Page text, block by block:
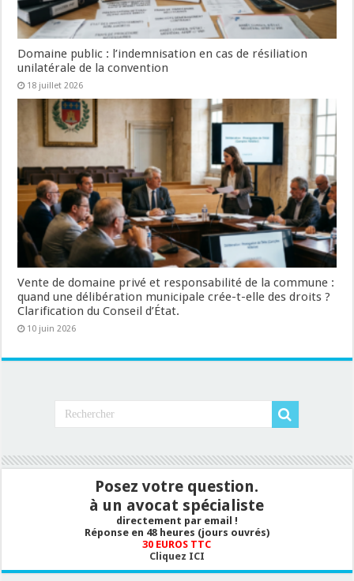
Domaine public : l’indemnisation en cas de résiliation
unilatérale de la convention
18 juillet 2026
Vente de domaine privé et responsabilité de la commune :
quand une délibération municipale crée-t-elle des droits ?
Clarification du Conseil d’État.
10 juin 2026
Posez votre question.
à un avocat spécialiste
directement par email !
Réponse en 48 heures (jours ouvrés)
30 EUROS TTC
Cliquez ICI